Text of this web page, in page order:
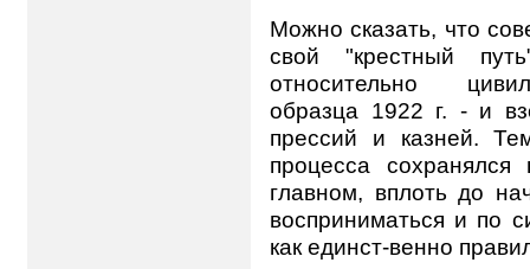
Можно сказать, что
свой "крестный
относительно
образца 1922 г. - и
прессий и казней.
процесса
главном, вплоть до
восприниматься и по
как единст-венно